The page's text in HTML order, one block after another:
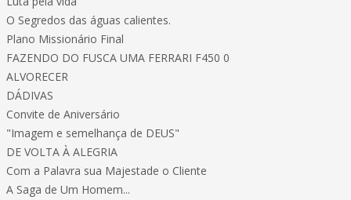
O Segredos das águas calientes.
Plano Missionário Final
FAZENDO DO FUSCA UMA FERRARI F450 0
ALVORECER
DÁDIVAS
Convite de Aniversário
"Imagem e semelhança de DEUS"
DE VOLTA À ALEGRIA
Com a Palavra sua Majestade o Cliente
A Saga de Um Homem...